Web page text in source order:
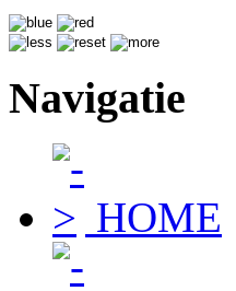
Navigatie
HOME